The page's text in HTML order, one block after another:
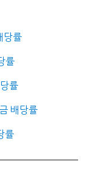
당률
률
률
배당률
률